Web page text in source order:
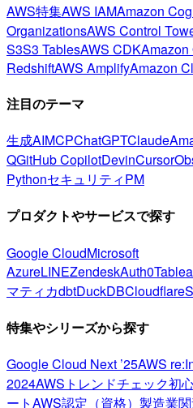
AWS特集AWS IAMAmazon
OrganizationsAWS Control
S3S3 TablesAWS CDKAmazon
RedshiftAWS AmplifyAmazon
注目のテーマ
生成AIMCPChatGPTClaude
QGitHub CopilotDevinCursor
PythonセキュリティPM
プロダクトやサービスで探す
Google CloudMicrosoft
AzureLINEZendeskAuth0
マティカdbtDuckDBCloudflare
特集やシリーズから探す
Google Cloud Next ’25AWS
2024AWSトレンドチェック初
ートAWS認定（資格） 製造業